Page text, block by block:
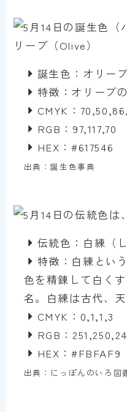
誕生色：オリー
特徴：オリーブ
CMYK：
RGB：97,117,70
HEX：#617546
出典：誕生色事典
伝統色：白練（
特徴：白練とい
色を精錬して白く
名。白練は古代、
CMYK：0,1,1,3
RGB：
HEX：#FBFAF9
出典：にっぽんのいろ図